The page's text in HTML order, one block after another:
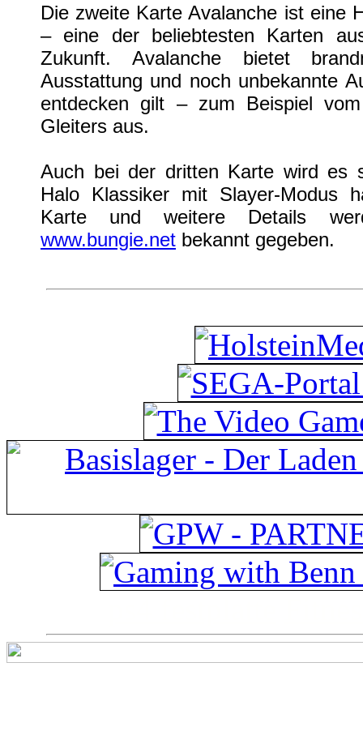
Die zweite Karte Avalanche ist eine
– eine der beliebtesten Karten
Zukunft. Avalanche bietet
Ausstattung und noch unbekannte
entdecken gilt – zum Beispiel
Gleiters aus.
Auch bei der dritten Karte wird es
Halo Klassiker mit Slayer-Modus
Karte und weitere Details
www.bungie.net bekannt gegeben.